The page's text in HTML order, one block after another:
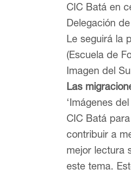
CIC Batá en
Delegación
Le seguirá la
(Escuela de
Imagen del
Las
‘Imágenes
CIC Batá
contribuir a
mejor lectura
este tema.